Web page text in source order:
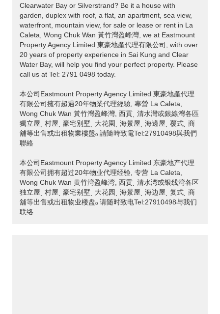
Clearwater Bay or Silverstrand? Be it a house with
garden, duplex with roof, a flat, an apartment, sea view,
waterfront, mountain view, for sale or lease or rent in La
Caleta, Wong Chuk Wan 黃竹灣盈峰灣, we at Eastmount
Property Agency Limited 東豪地產代理有限公司, with over
20 years of property experience in Sai Kung and Clear
Water Bay, will help you find your perfect property. Please
call us at Tel: 2791 0498 today.
本公司Eastmount Property Agency Limited 東豪地產代理
有限公司擁有超過20年物業代理經驗, 專營 La Caleta,
Wong Chuk Wan 黃竹灣盈峰灣, 西貢ˎ 清水灣或銀線灣各區
獨立屋ˎ 村屋ˎ 豪宅別墅ˎ 大花園ˎ 海景屋ˎ 海邊屋ˎ 覆式ˎ 商
舖等出售或出租物業樓盤ₒ 請隨時致電Tel:27910498與我們
聯絡
本公司Eastmount Property Agency Limited 东豪地产代理
有限公司拥有超过20年物业代理经验, 专营 La Caleta,
Wong Chuk Wan 黄竹湾盈峰湾, 西贡ˎ 清水湾或银线湾各区
独立屋ˎ 村屋ˎ 豪宅别墅ˎ 大花园ˎ 海景屋ˎ 海边屋ˎ 复式ˎ 商
舖等出售或出租物业楼盘ₒ 请随时致电Tel:27910498与我们
联络